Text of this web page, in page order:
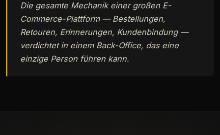
Die gesamte Mechanik einer großen E-
Commerce-Plattform — Bestellungen,
Retouren, Erinnerungen, Kundenbindung —
verdichtet in einem Back-Office, das eine
einzige Person führen kann.